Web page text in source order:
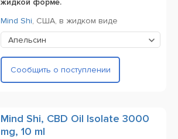
жидкой форме.
Mind Shi, США, в жидком виде
Апельсин
Сообщить о поступлении
Mind Shi, CBD Oil Isolate 3000
mg, 10 ml